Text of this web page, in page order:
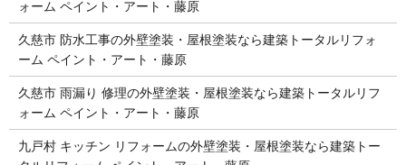
ォーム ペイント・アート・藤原
久慈市 防水工事の外壁塗装・屋根塗装なら建築トータルリフォ
ーム ペイント・アート・藤原
久慈市 雨漏り 修理の外壁塗装・屋根塗装なら建築トータルリフ
ォーム ペイント・アート・藤原
九戸村 キッチン リフォームの外壁塗装・屋根塗装なら建築トー